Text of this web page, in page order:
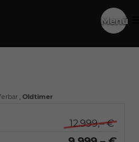
Menü
, Oldtimer
12.999,– €